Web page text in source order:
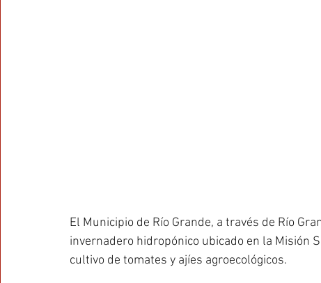
El Municipio de Río Grande, a través de Río
invernadero hidropónico ubicado en la Misión
cultivo de tomates y ajíes agroecológicos.